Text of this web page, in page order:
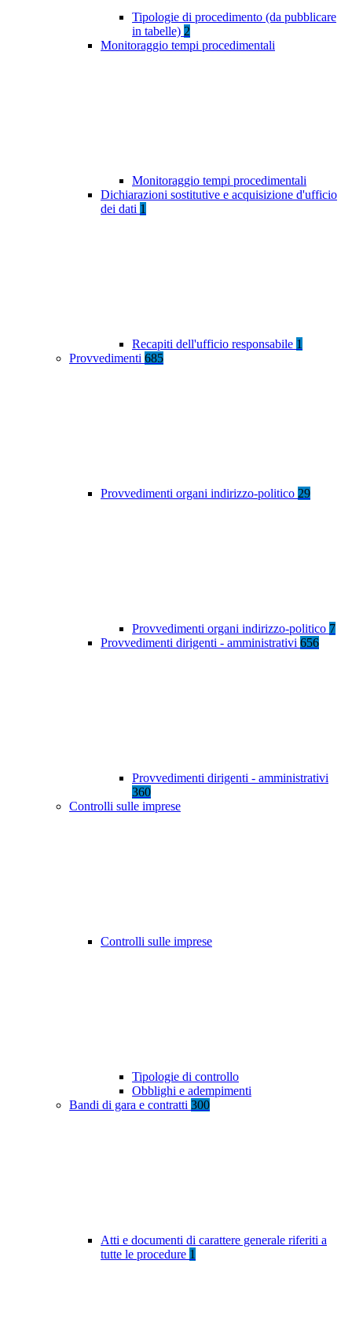
Tipologie di procedimento (da pubblicare
in tabelle) 2
Monitoraggio tempi procedimentali
Monitoraggio tempi procedimentali
Dichiarazioni sostitutive e acquisizione d'ufficio
dei dati 1
Recapiti dell'ufficio responsabile 1
Provvedimenti 685
Provvedimenti organi indirizzo-politico 29
Provvedimenti organi indirizzo-politico 7
Provvedimenti dirigenti - amministrativi 656
Provvedimenti dirigenti - amministrativi
360
Controlli sulle imprese
Controlli sulle imprese
Tipologie di controllo
Obblighi e adempimenti
Bandi di gara e contratti 300
Atti e documenti di carattere generale riferiti a
tutte le procedure 1